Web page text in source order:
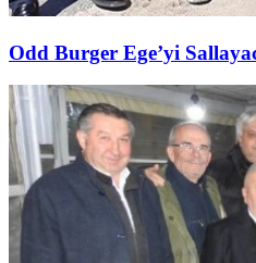
Odd Burger Ege’yi